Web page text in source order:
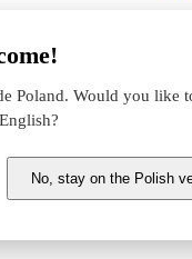
Poland. Would you like
No, stay on the Polish
najemców i
City Park
i